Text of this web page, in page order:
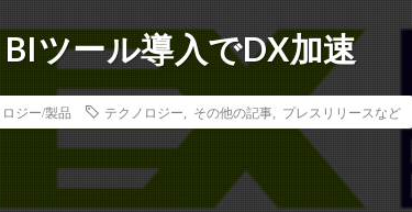
ツール導入でDX加速
ジー/製品 テクノロジー その他の記事 プレスリリースなど